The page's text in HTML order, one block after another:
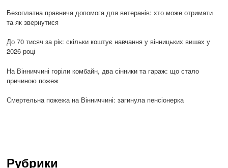
Безоплатна правнича допомога для ветеранів: хто може отримати
та як звернутися
До 70 тисяч за рік: скільки коштує навчання у вінницьких вишах у
2026 році
На Вінниччині горіли комбайн, два сінники та гараж: що стало
причиною пожеж
Смертельна пожежа на Вінниччині: загинула пенсіонерка
Рубрики